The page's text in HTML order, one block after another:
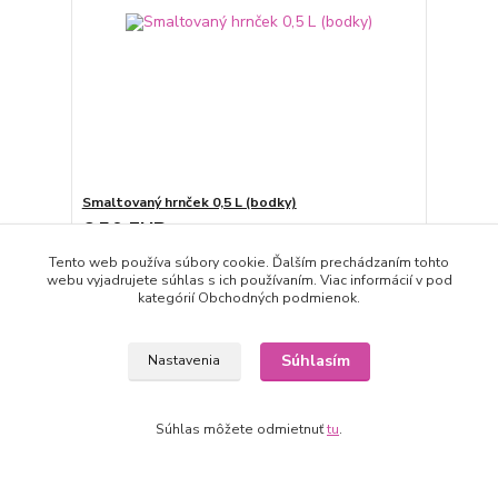
Smaltovaný hrnček 0,5 L (bodky)
6,50 EUR
Pridať do košíka
Tento web používa súbory cookie. Ďalším prechádzaním tohto
webu vyjadrujete súhlas s ich používaním. Viac informácií v pod
kategórií Obchodných podmienok.
Nastavenia Súhlasím
Súhlas môžete odmietnuťtu.